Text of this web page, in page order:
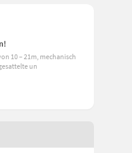
10 – 21m, mechanisch
un